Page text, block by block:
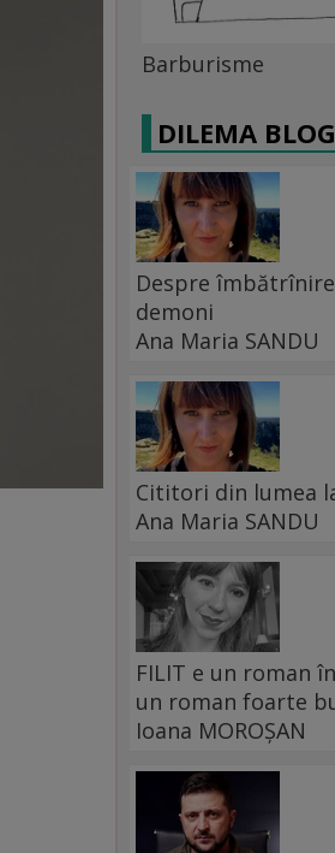
Barburisme
DILEMA BLOG
Despre
demoni
Ana Maria SANDU
Cititori din lumea
Ana Maria SANDU
FILIT e un roman
un roman foarte
Ioana MOROȘAN